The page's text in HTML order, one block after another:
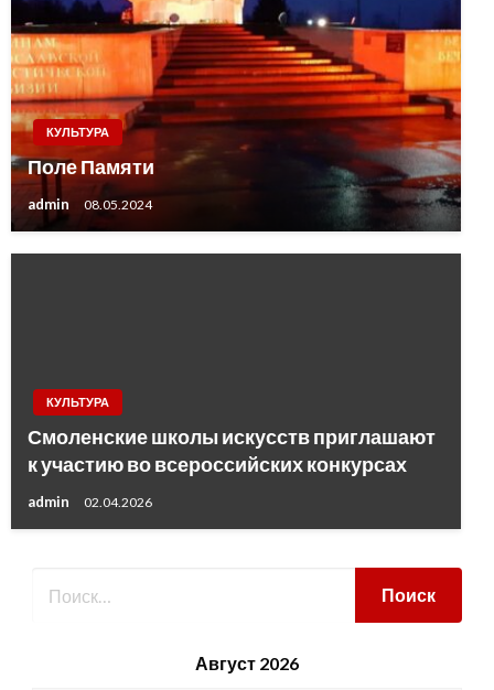
КУЛЬТУРА
Поле Памяти
admin 08.05.2024
КУЛЬТУРА
Смоленские школы искусств приглашают
к участию во всероссийских конкурсах
admin 02.04.2026
Август 2026